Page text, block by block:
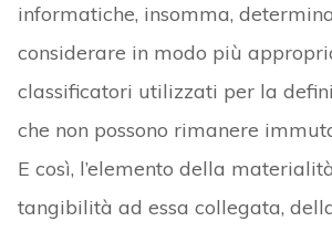
informatiche, insomma,
considerare in modo più
classificatori utilizzati per la
che non possono rimanere
E così, l’elemento della
tangibilità ad essa collegata,